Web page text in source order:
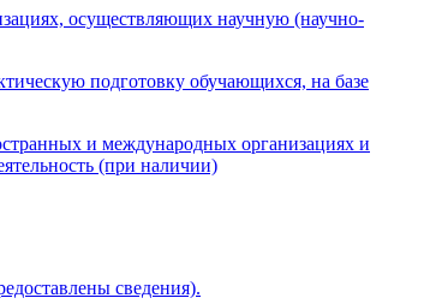
осуществляющих научную (научно-
подготовку обучающихся, на базе
и международных организациях и
(при наличии)
сведения).